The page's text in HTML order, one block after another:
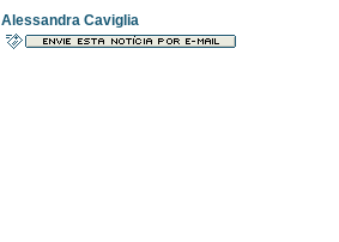
Alessandra Caviglia